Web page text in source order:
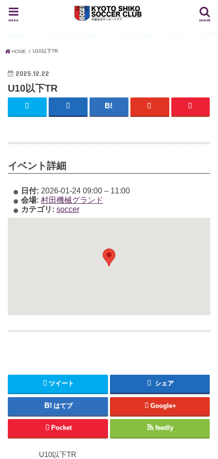
search
menu
HOME U10以下TR
2025.12.22
U10以下TR
イベント詳細
日付: 2026-01-24 09:00– 11:00
会場: 村田機械グランド
カテゴリ: soccer
ツイート シェア
はてブ Google+
Pocket feedly
U10以下TR